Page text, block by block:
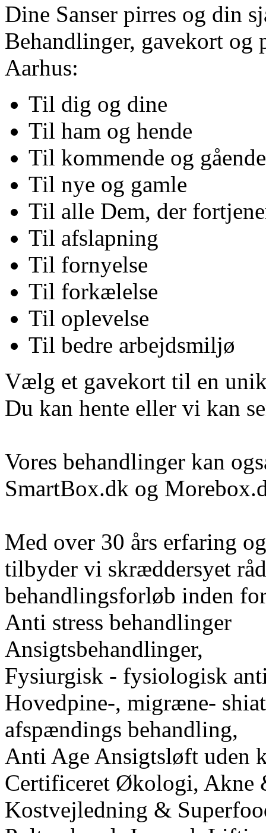
Dine Sanser pirres og din
Behandlinger, gavekort og
Aarhus:
Til dig og dine
Til ham og hende
Til kommende og gående
Til nye og gamle
Til alle Dem, der
Til afslapning
Til fornyelse
Til forkælelse
Til oplevelse
Til bedre arbejdsmiljø
Vælg et gavekort til en
Du kan hente eller vi kan
Vores behandlinger kan
SmartBox.dk og
Med over 30 års erfaring
tilbyder vi skræddersyet
behandlingsforløb inden
Anti stress behandlinger
Ansigtsbehandlinger,
Fysiurgisk - fysiologisk anti
Hovedpine-, migræne-
afspændings behandling,
Anti Age Ansigtsløft uden
Certificeret Økologi, Akne
Kostvejledning &